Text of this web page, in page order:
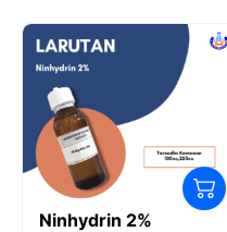
Ninhydrin 2%